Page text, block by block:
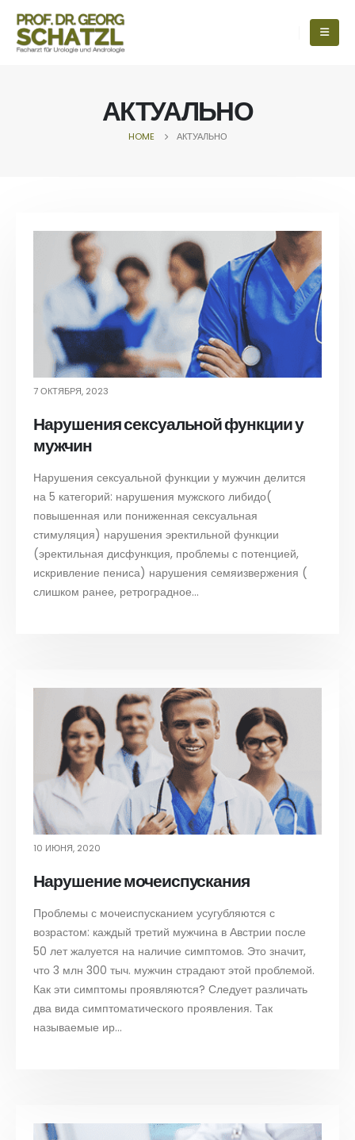
АКТУАЛЬНО
HOME АКТУАЛЬНО
7 ОКТЯБРЯ, 2023
Нарушения сексуальной функции у
мужчин
Нарушения сексуальной функции у мужчин делится
на 5 категорий: нарушения мужского либидо(
повышенная или пониженная сексуальная
стимуляция) нарушения эректильной функции
(эректильная дисфункция, проблемы с потенцией,
искривление пениса) нарушения семяизвержения (
слишком ранее, ретроградное...
10 ИЮНЯ, 2020
Нарушение мочеиспускания
Проблемы с мочеиспусканием усугубляются с
возрастом: каждый третий мужчина в Австрии после
50 лет жалуется на наличие симптомов. Это значит,
что 3 млн 300 тыч. мужчин страдают этой проблемой.
Как эти симптомы проявляются? Следует различать
два вида симптоматического проявления. Так
называемые ир...